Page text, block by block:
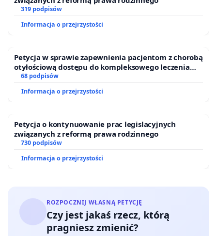
319 podpisów
Informacja o przejrzystości
Petycja w sprawie zapewnienia pacjentom z chorobą
otyłościową dostępu do kompleksowego leczenia
oraz programów profilaktycznych.
68 podpisów
Informacja o przejrzystości
Petycja o kontynuowanie prac legislacyjnych
związanych z reformą prawa rodzinnego
730 podpisów
Informacja o przejrzystości
ROZPOCZNIJ WŁASNĄ PETYCJĘ
Czy jest jakaś rzecz, którą
pragniesz zmienić?